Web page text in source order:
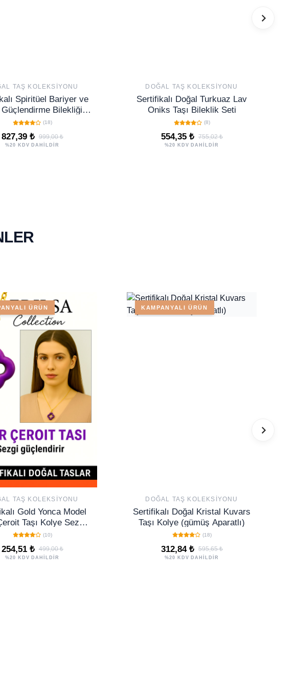
TAŞ KOLEKSIYONU
Spiritüel Bariyer ve
Güçlendirme Bilekliği -
Dumanlı Kuvars ve
Terahertz
(18)
827,39 ₺ 999,00 ₺
%20 KDV DAHİLDİR
DOĞAL TAŞ KOLEKSIYONU
Sertifikalı Doğal Turkuaz Lav
Oniks Taşı Bileklik Seti
(8)
554,35 ₺ 755,02 ₺
%20 KDV DAHİLDİR
ÜRÜN
TAŞ KOLEKSIYONU
Gold Yonca Model
Taşı Kolye Sezgi
Güçlendirir
(10)
254,51 ₺ 499,00 ₺
%20 KDV DAHİLDİR
KAMPANYALI ÜRÜN
DOĞAL TAŞ KOLEKSIYONU
Sertifikalı Doğal Kristal Kuvars
Taşı Kolye (gümüş Aparatlı)
(18)
312,84 ₺ 595,65 ₺
%20 KDV DAHİLDİR